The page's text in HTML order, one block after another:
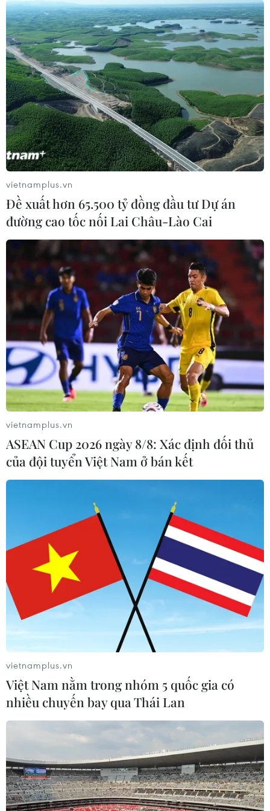
vietnamplus.vn
Đề xuất hơn 65.500 tỷ đồng đầu tư Dự án
đường cao tốc nối Lai Châu-Lào Cai
vietnamplus.vn
ASEAN Cup 2026 ngày 8/8: Xác định đối thủ
của đội tuyển Việt Nam ở bán kết
vietnamplus.vn
Việt Nam nằm trong nhóm 5 quốc gia có
nhiều chuyến bay qua Thái Lan